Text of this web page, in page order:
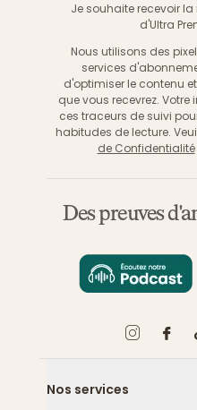
Je souhaite recevoir
d'Ultra
Nous utilisons des
services
d'optimiser le contenu
que vous recevrez.
ces traceurs de suivi
habitudes de lecture.
de Confidentialité
Des preuves
Nos services